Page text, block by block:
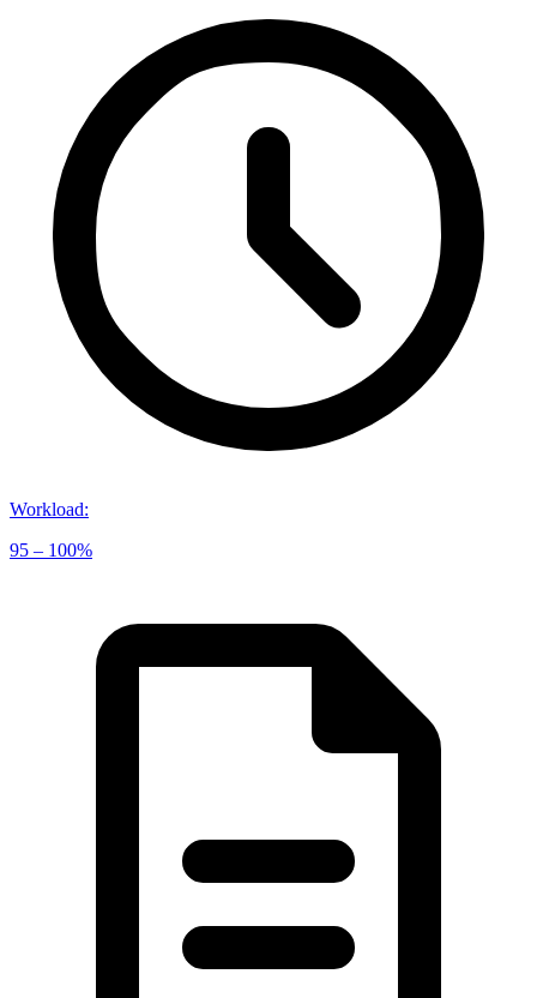
Workload:
95 – 100%